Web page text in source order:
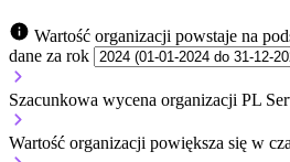
Wartość organizacji powstaje na
dane za rok
Szacunkowa wycena organizacji PL
Wartość organizacji powiększa się w